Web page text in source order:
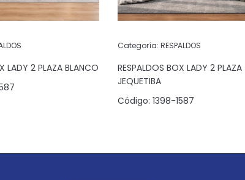
LADY 2 PLAZA BLANCO
Categoría: RESPALDOS
RESPALDOS BOX LADY 2 PLAZA
JEQUETIBA
Código: 1398-1587